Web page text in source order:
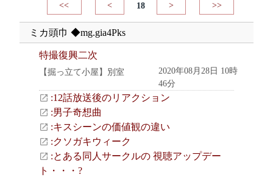
<< < 18 > >>
ミカ頭巾 ◆mg.gia4Pks
特撮復興二次
【掘っ立て小屋】別室
2020年08月28日 10時
46分
:12話放送後のリアクション
:男子奇想曲
:キスシーンの価値観の違い
:クソガキウィーク
:とある同人サークルの 視聴アップデー
ト・・・?